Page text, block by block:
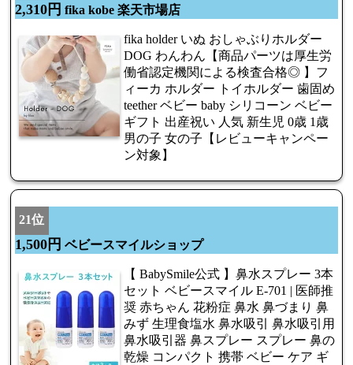
2,310円 fika kobe 楽天市場店
fika holder いぬ おしゃぶりホルダー
DOG わんわん【商品パーツは厚生労
働省認定機関による検査合格◎ 】フ
ィーカ ホルダー トイホルダー 歯固め
teether ベビー baby シリコーン ベビー
ギフト 出産祝い 人気 新生児 0歳 1歳
男の子 女の子【レビューキャンペー
ン対象】
21位
1,500円 ベビースマイルショップ
【 BabySmile公式 】鼻水スプレー 3本
セット ベビースマイル E-701 | 医師推
奨 赤ちゃん 花粉症 鼻水 鼻づまり 鼻
みず 生理食塩水 鼻水吸引 鼻水吸引用
鼻水吸引器 鼻スプレー スプレー 鼻の
乾燥 コンパクト 携帯 ベビー ケア ギ